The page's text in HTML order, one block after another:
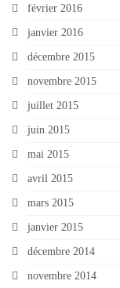
février 2016
janvier 2016
décembre 2015
novembre 2015
juillet 2015
juin 2015
mai 2015
avril 2015
mars 2015
janvier 2015
décembre 2014
novembre 2014